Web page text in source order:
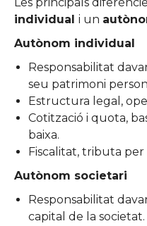
individual i un
Autònom individual
Responsabilitat
seu patrimoni
Estructura legal,
Cotització i quota,
baixa.
Fiscalitat, tributa per
Autònom societari
Responsabilitat
capital de la societat.